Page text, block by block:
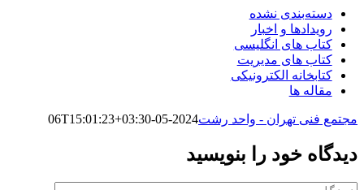
دسته‌بندی نشده
رویدادها و اخبار
کتاب های انگلیسی
کتاب های مدیریت
کتابخانه الکترونیکی
مقاله ها
مجتمع فنی تهران - واحد رشت2024-05-06T15:01:23+03:30
دیدگاه خود را بنویسید